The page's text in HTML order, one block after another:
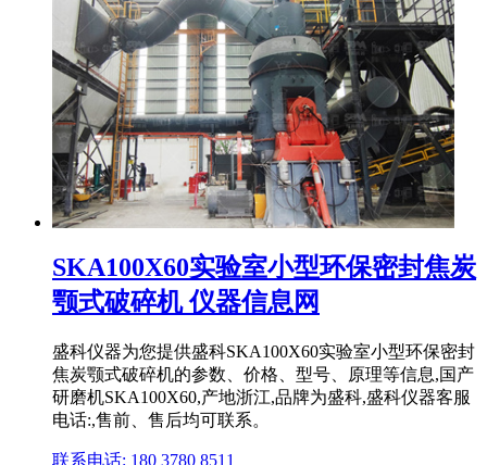
SKA100X60实验室小型环保密封焦炭
颚式破碎机 仪器信息网
盛科仪器为您提供盛科SKA100X60实验室小型环保密封
焦炭颚式破碎机的参数、价格、型号、原理等信息,国产
研磨机SKA100X60,产地浙江,品牌为盛科,盛科仪器客服
电话:,售前、售后均可联系。
联系电话: 180 3780 8511